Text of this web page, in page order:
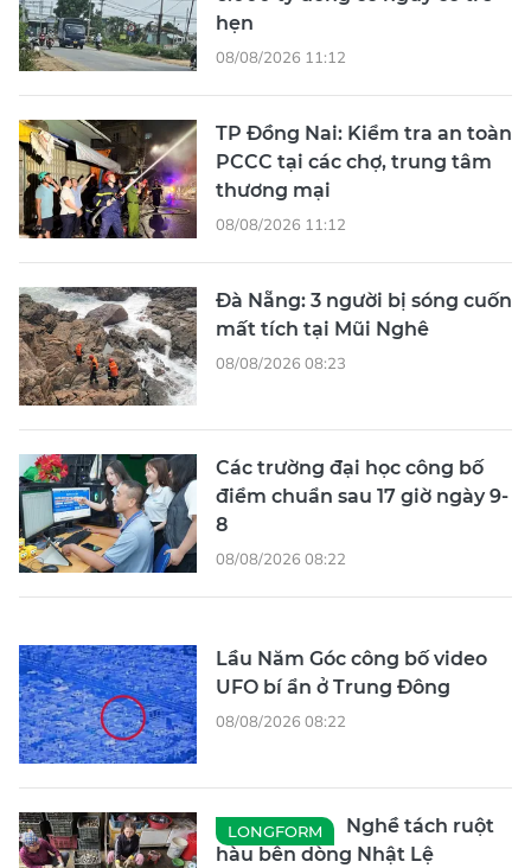
hẹn
08/08/2026 11:12
TP Đồng Nai: Kiểm tra an toàn
PCCC tại các chợ, trung tâm
thương mại
08/08/2026 11:12
Đà Nẵng: 3 người bị sóng cuốn
mất tích tại Mũi Nghê
08/08/2026 08:23
Các trường đại học công bố
điểm chuẩn sau 17 giờ ngày 9-
8
08/08/2026 08:22
Lầu Năm Góc công bố video
UFO bí ẩn ở Trung Đông
08/08/2026 08:22
LONGFORM
Nghề tách ruột
hàu bên dòng Nhật Lệ